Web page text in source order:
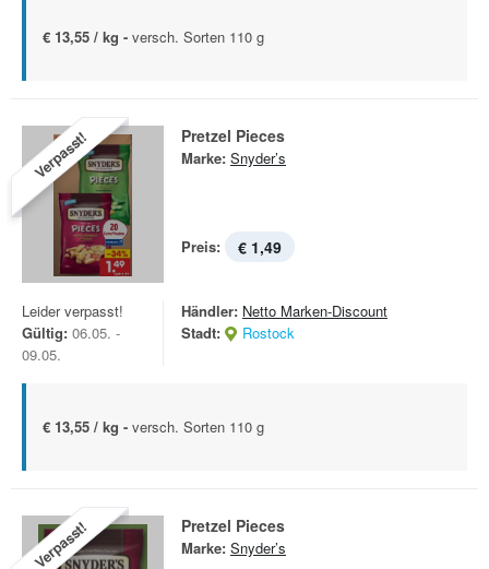
€ 13,55 / kg - versch. Sorten 110 g
Verpasst! Pretzel Pieces
Marke: Snyder’s
Preis: € 1,49
Leider verpasst!
Gültig: 06.05. -
09.05.
Händler: Netto Marken-Discount
Stadt:
Rostock
€ 13,55 / kg - versch. Sorten 110 g
Verpasst! Pretzel Pieces
Marke: Snyder’s